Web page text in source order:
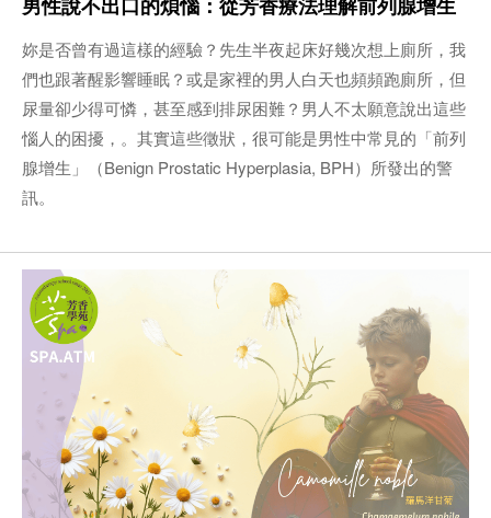
妳是否曾有過這樣的經驗？先生半夜起床好幾次想上廁所，我
們也跟著醒影響睡眠？或是家裡的男人白天也頻頻跑廁所，但
尿量卻少得可憐，甚至感到排尿困難？男人不太願意說出這些
惱人的困擾，。其實這些徵狀，很可能是男性中常見的「前列
腺增生」（Benign Prostatic Hyperplasia, BPH）所發出的警
訊。